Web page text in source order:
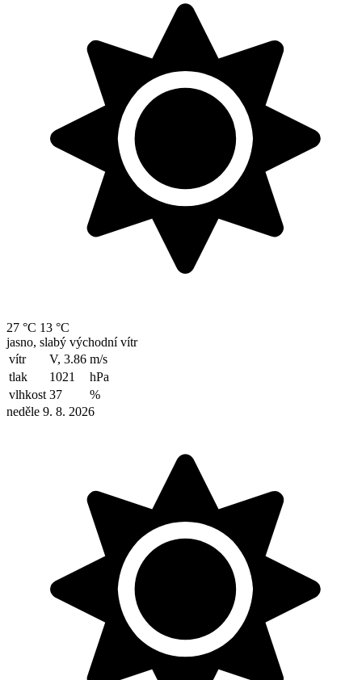
27 °C 13 °C
jasno, slabý východní vítr
vítr
V, 3.86 m/s
tlak
1021
hPa
vlhkost 37
%
neděle 9. 8. 2026